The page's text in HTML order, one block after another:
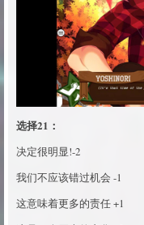
选择21：
决定很明显!-2
我们不应该错过机会 -1
这意味着更多的责任 +1